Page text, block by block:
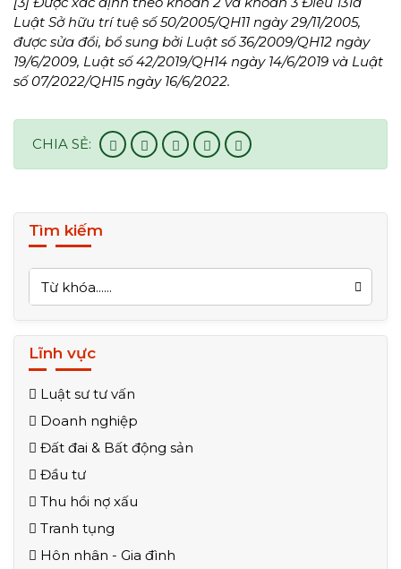
Luật Sở hữu trí tuệ số 50/2005/QH11 ngày 29/11/2005,
được sửa đổi, bổ sung bởi Luật số 36/2009/QH12 ngày
19/6/2009, Luật số 42/2019/QH14 ngày 14/6/2019 và Luật
số 07/2022/QH15 ngày 16/6/2022.
CHIA SẺ:
Tìm kiếm
Lĩnh vực
Luật sư tư vấn
Doanh nghiệp
Đất đai & Bất động sản
Đầu tư
Thu hồi nợ xấu
Tranh tụng
Hôn nhân - Gia đình